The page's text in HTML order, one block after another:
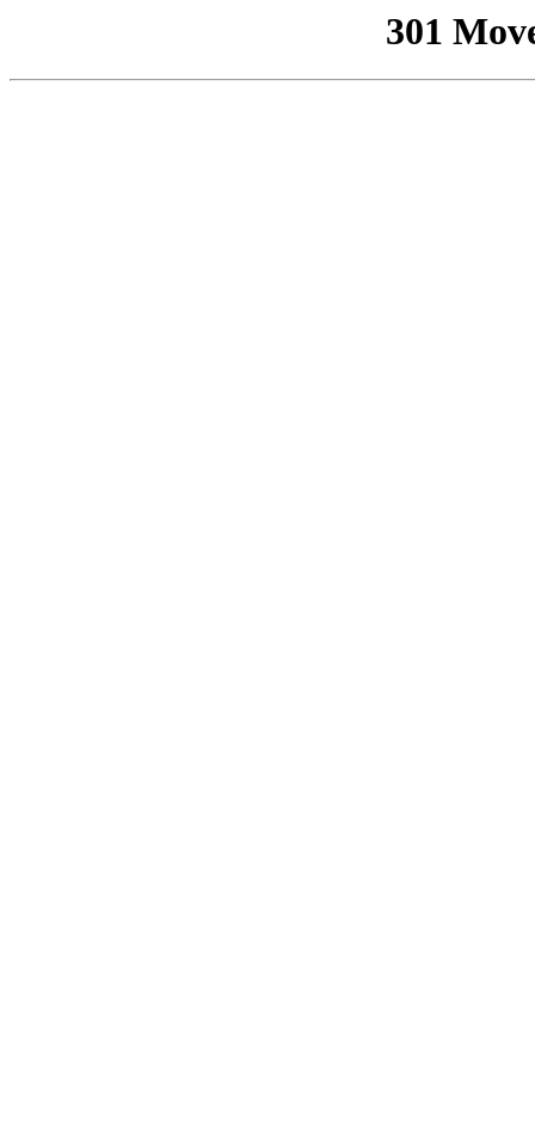
301